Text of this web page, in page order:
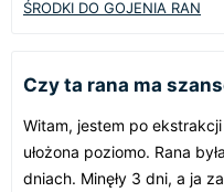
ŚRODKI DO GOJENIA RAN
Czy ta rana ma
Witam, jestem po
ułożona poziomo. Rana
dniach. Minęły 3 dni, a ja